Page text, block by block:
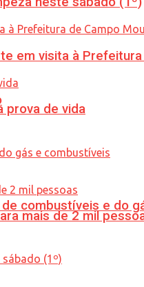
combustíveis e do
em visita à
prova de vida
mais de 2 mil